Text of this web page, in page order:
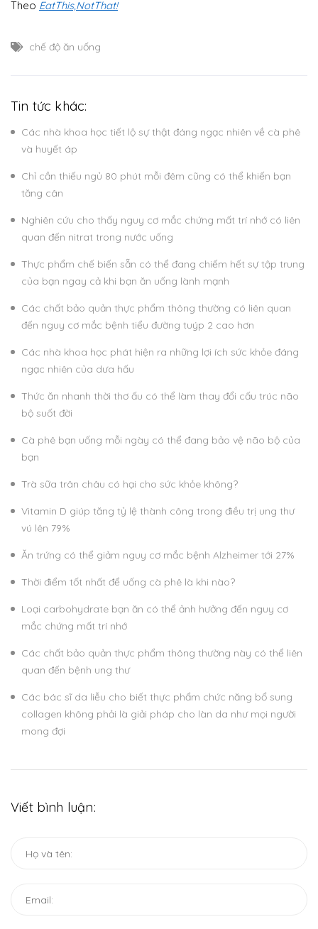
Theo EatThis,NotThat!
chế độ ăn uống
Tin tức khác:
Các nhà khoa học tiết lộ sự thật đáng ngạc nhiên về cà phê
và huyết áp
Chỉ cần thiếu ngủ 80 phút mỗi đêm cũng có thể khiến bạn
tăng cân
Nghiên cứu cho thấy nguy cơ mắc chứng mất trí nhớ có liên
quan đến nitrat trong nước uống
Thực phẩm chế biến sẵn có thể đang chiếm hết sự tập trung
của bạn ngay cả khi bạn ăn uống lành mạnh
Các chất bảo quản thực phẩm thông thường có liên quan
đến nguy cơ mắc bệnh tiểu đường tuýp 2 cao hơn
Các nhà khoa học phát hiện ra những lợi ích sức khỏe đáng
ngạc nhiên của dưa hấu
Thức ăn nhanh thời thơ ấu có thể làm thay đổi cấu trúc não
bộ suốt đời
Cà phê bạn uống mỗi ngày có thể đang bảo vệ não bộ của
bạn
Trà sữa trân châu có hại cho sức khỏe không?
Vitamin D giúp tăng tỷ lệ thành công trong điều trị ung thư
vú lên 79%
Ăn trứng có thể giảm nguy cơ mắc bệnh Alzheimer tới 27%
Thời điểm tốt nhất để uống cà phê là khi nào?
Loại carbohydrate bạn ăn có thể ảnh hưởng đến nguy cơ
mắc chứng mất trí nhớ
Các chất bảo quản thực phẩm thông thường này có thể liên
quan đến bệnh ung thư
Các bác sĩ da liễu cho biết thực phẩm chức năng bổ sung
collagen không phải là giải pháp cho làn da như mọi người
mong đợi
Viết bình luận: